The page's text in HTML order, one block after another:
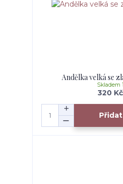
Andělka velká se
320 Kč
Skladem